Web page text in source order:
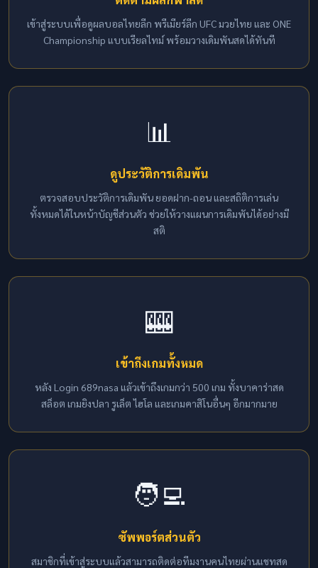
เข้าสู่ระบบเพื่อดูผลบอลไทยลีก พรีเมียร์ลีก UFC มวยไทย และ ONE
Championship แบบเรียลไทม์ พร้อมวางเดิมพันสดได้ทันที
📊
ดูประวัติการเดิมพัน
ตรวจสอบประวัติการเดิมพัน ยอดฝาก-ถอน และสถิติการเล่น
ทั้งหมดได้ในหน้าบัญชีส่วนตัว ช่วยให้วางแผนการเดิมพันได้อย่างมี
สติ
🎰
เข้าถึงเกมทั้งหมด
หลัง Login 689nasa แล้วเข้าถึงเกมกว่า 500 เกม ทั้งบาคาร่าสด
สล็อต เกมยิงปลา รูเล็ต ไฮโล และเกมคาสิโนอื่นๆ อีกมากมาย
🧑‍💻
ซัพพอร์ตส่วนตัว
สมาชิกที่เข้าสู่ระบบแล้วสามารถติดต่อทีมงานคนไทยผ่านแชทสด